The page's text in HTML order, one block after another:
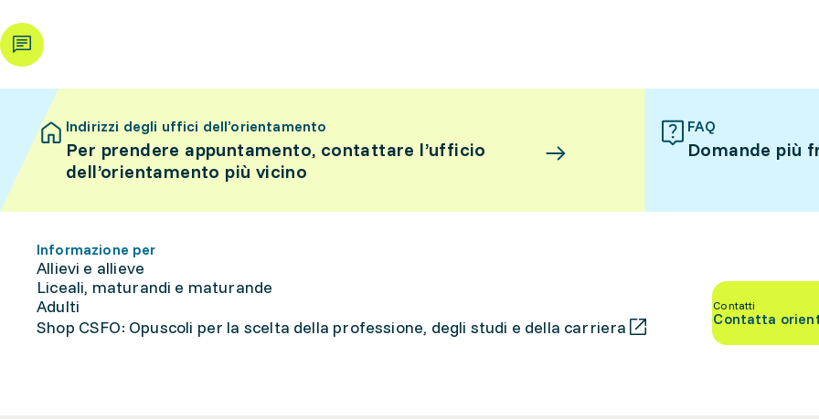
Indirizzi degli uffici dell’orientamento
Per prendere appuntamento, contattare l’ufficio
dell’orientamento più vicino
FAQ
Domande più
Informazione per
Allievi e allieve
Liceali, maturandi e maturande
Adulti
Shop CSFO: Opuscoli per la scelta della professione, degli studi e della carriera
Contatti
Contatta